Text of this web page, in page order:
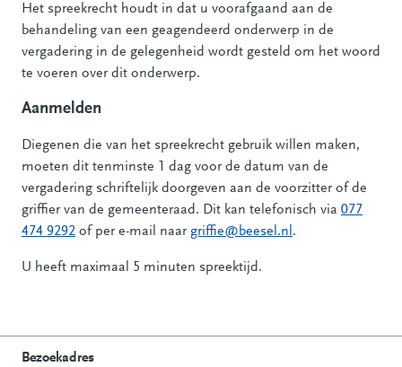
Het spreekrecht houdt in dat u voorafgaand aan de
behandeling van een geagendeerd onderwerp in de
vergadering in de gelegenheid wordt gesteld om het woord
te voeren over dit onderwerp.
Aanmelden
Diegenen die van het spreekrecht gebruik willen maken,
moeten dit tenminste 1 dag voor de datum van de
vergadering schriftelijk doorgeven aan de voorzitter of de
griffier van de gemeenteraad. Dit kan telefonisch via 077
474 9292 of per e-mail naar griffie@beesel.nl.
U heeft maximaal 5 minuten spreektijd.
Bezoekadres